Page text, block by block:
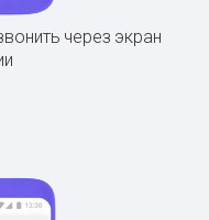
через экран